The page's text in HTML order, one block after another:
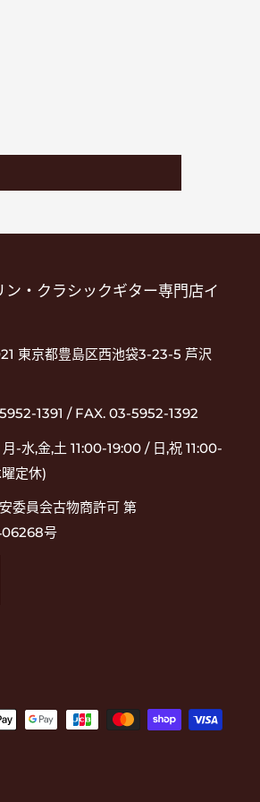
ン・クラシックギター専門店イ
東京都豊島区西池袋3-23-5 芦沢
1391 / FAX. 03-5952-1392
-水,金,土 11:00-19:00 / 日,祝 11:00-
定休)
委員会古物商許可 第
号